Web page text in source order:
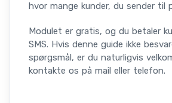
hvor mange kunder, du sender til
Modulet er gratis, og du betaler
SMS. Hvis denne guide ikke
spørgsmål, er du naturligvis
kontakte os på mail eller telefon.